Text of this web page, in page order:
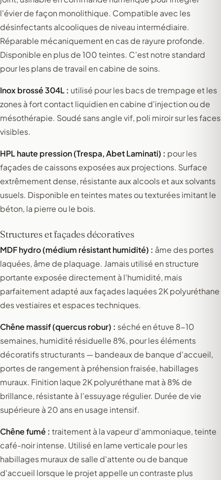
l'évier de façon monolithique. Compatible avec les
désinfectants alcooliques de niveau intermédiaire.
Réparable mécaniquement en cas de rayure profonde.
Disponible en plus de 100 teintes. C'est notre standard
pour les plans de travail en cabine de soins.
Inox brossé 304L : utilisé pour les bacs de trempage et les
zones à fort contact liquidien en cabine d'injection ou de
mésothérapie. Soudé sans angle vif, poli miroir sur les faces
visibles.
HPL haute pression (Trespa, Abet Laminati) : pour les
façades de caissons exposées aux projections. Surface
extrêmement dense, résistante aux alcools et aux solvants
usuels. Disponible en teintes mates ou texturées imitant le
béton, la pierre ou le bois.
Structures et façades décoratives
MDF hydro (médium résistant humidité) : âme des portes
laquées, âme de plaquage. Jamais utilisé en structure
portante exposée directement à l'humidité, mais
parfaitement adapté aux façades laquées 2K polyuréthane
des vestiaires et espaces techniques.
Chêne massif (quercus robur) : séché en étuve 8-10
semaines, humidité résiduelle 8%, pour les éléments
décoratifs structurants — bandeaux de banque d'accueil,
portes de rangement à préhension fraisée, habillages
muraux. Finition laque 2K polyuréthane mat à 8% de
brillance, résistante à l'essuyage régulier. Durée de vie
supérieure à 20 ans en usage intensif.
Chêne fumé : traitement à la vapeur d'ammoniaque, teinte
café-noir intense. Utilisé en lame verticale pour les
habillages muraux de salle d'attente ou de banque
d'accueil lorsque le projet appelle un contraste plus